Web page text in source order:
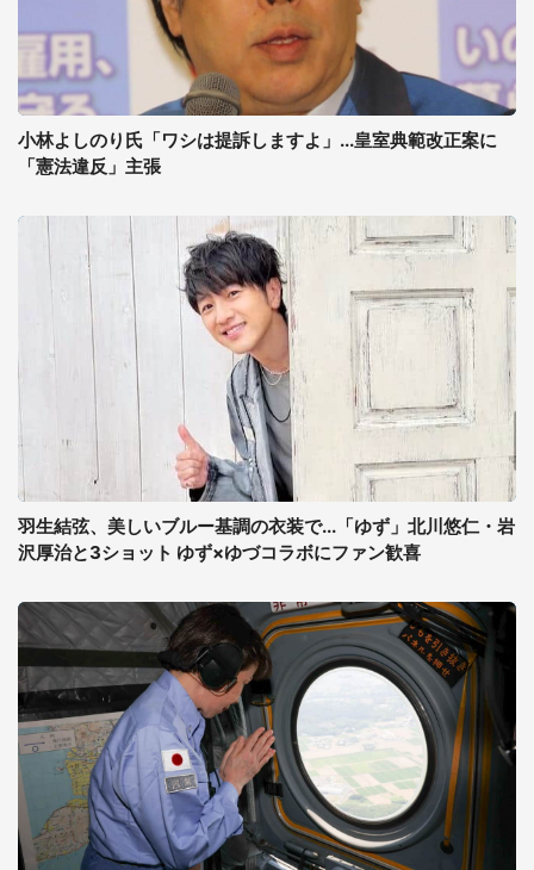
小林よしのり氏「ワシは提訴しますよ」...皇室典範改正案に
「憲法違反」主張
羽生結弦、美しいブルー基調の衣装で...「ゆず」北川悠仁・岩
沢厚治と3ショット ゆず×ゆづコラボにファン歓喜